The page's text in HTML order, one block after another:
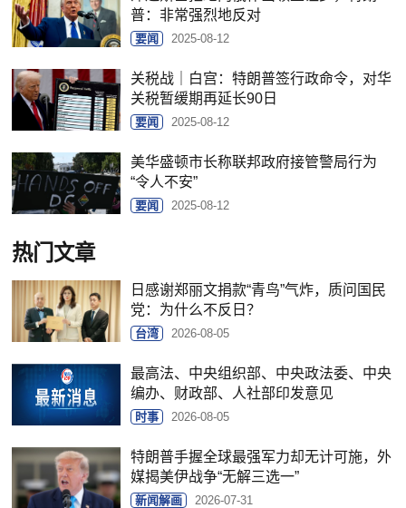
普：非常强烈地反对
要闻 2025-08-12
关税战｜白宫：特朗普签行政命令，对华
关税暂缓期再延长90日
要闻 2025-08-12
美华盛顿市长称联邦政府接管警局行为
“令人不安”
要闻 2025-08-12
热门文章
日感谢郑丽文捐款“青鸟”气炸，质问国民
党：为什么不反日？
台湾 2026-08-05
最高法、中央组织部、中央政法委、中央
编办、财政部、人社部印发意见
时事 2026-08-05
特朗普手握全球最强军力却无计可施，外
媒揭美伊战争“无解三选一”
新闻解画 2026-07-31